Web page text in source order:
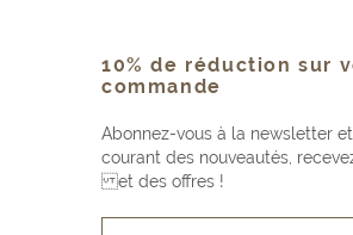
10% de réduction sur
commande
Abonnez-vous à la newsletter
courant des nouveautés,
et des offres !